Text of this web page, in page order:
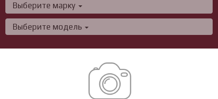
Выберите марку
Выберите модель